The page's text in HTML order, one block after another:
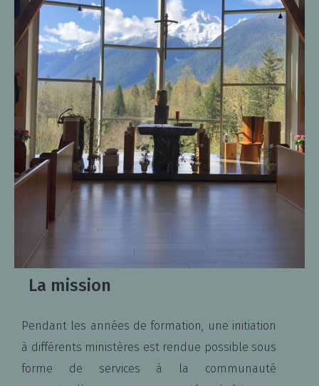
La mission
Pendant les années de formation, une initiation
à différents ministères est rendue possible sous
forme de services à la communauté